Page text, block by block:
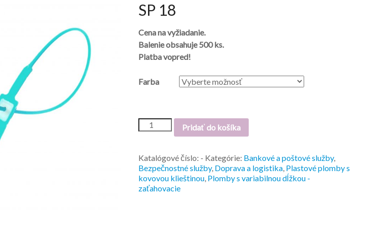
SP 18
Cena na vyžiadanie.
Balenie obsahuje 500 ks.
Platba vopred!
Farba
Pridať do košíka
Katalógové číslo: - Kategórie: Bankové a poštové služby,
Bezpečnostné služby, Doprava a logistika, Plastové plomby s
kovovou klieštinou, Plomby s variabilnou dĺžkou -
zaťahovacie